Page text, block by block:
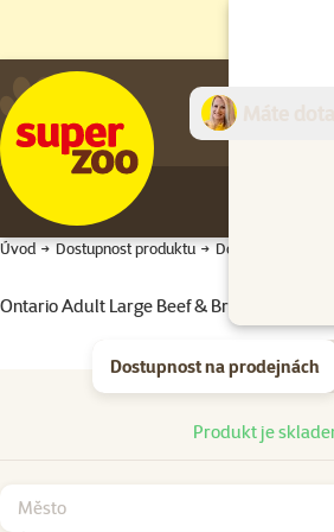
Úvod Dostupnost produktu Dostupnost
Ontario Adult Large Beef & Brown Rice 20kg
Dostupnost na prodejnách
Dostupnost na prodejnáchProdukt je